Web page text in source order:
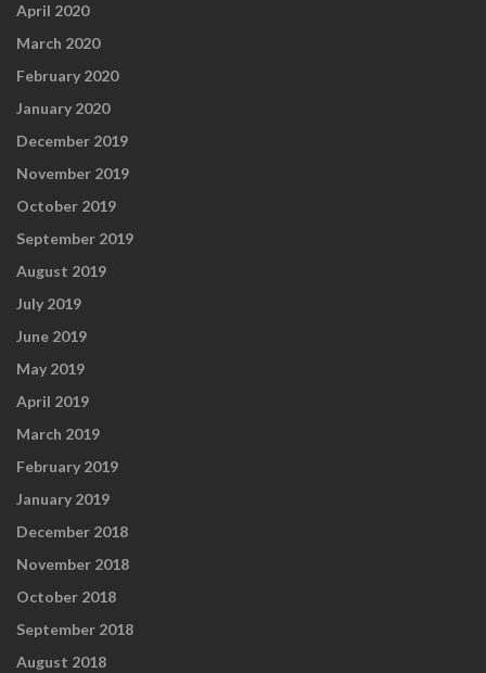
April 2020
March 2020
February 2020
January 2020
December 2019
November 2019
October 2019
September 2019
August 2019
July 2019
June 2019
May 2019
April 2019
March 2019
February 2019
January 2019
December 2018
November 2018
October 2018
September 2018
August 2018